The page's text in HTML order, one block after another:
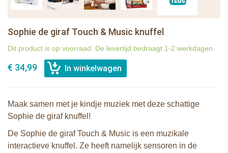
Sophie de giraf Touch & Music knuffel
Dit product is op voorraad. De levertijd bedraagt 1-2 werkdagen
€ 34,99
Maak samen met je kindje muziek met deze schattige
Sophie de giraf knuffel!
De Sophie de giraf Touch & Music is een muzikale
interactieve knuffel. Ze heeft namelijk sensoren in de